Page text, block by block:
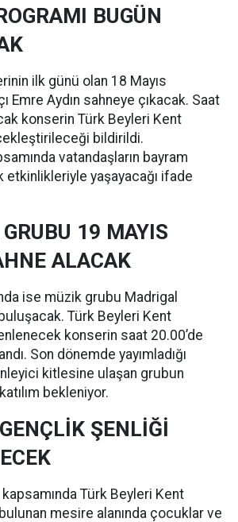
BUGÜN
ilk günü olan 18 Mayıs
Emre Aydın sahneye çıkacak. Saat
konserin Türk Beyleri Kent
bildirildi.
vatandaşların bayram
yaşayacağı ifade
19 MAYIS
ALACAK
ise müzik grubu Madrigal
Türk Beyleri Kent
konserin saat 20.00’de
Son dönemde yayımladığı
kitlesine ulaşan grubun
bekleniyor.
ŞENLİĞİ
Türk Beyleri Kent
bulunan mesire alanında çocuklar ve